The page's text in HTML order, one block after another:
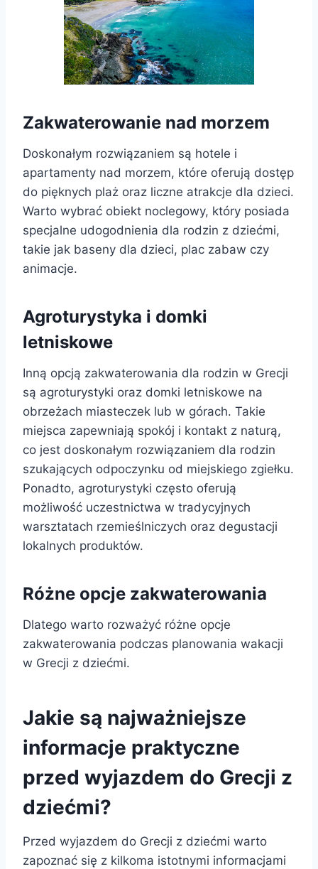
Zakwaterowanie nad morzem
Doskonałym rozwiązaniem są hotele i
apartamenty nad morzem, które oferują dostęp
do pięknych plaż oraz liczne atrakcje dla dzieci.
Warto wybrać obiekt noclegowy, który posiada
specjalne udogodnienia dla rodzin z dziećmi,
takie jak baseny dla dzieci, plac zabaw czy
animacje.
Agroturystyka i domki
letniskowe
Inną opcją zakwaterowania dla rodzin w Grecji
są agroturystyki oraz domki letniskowe na
obrzeżach miasteczek lub w górach. Takie
miejsca zapewniają spokój i kontakt z naturą,
co jest doskonałym rozwiązaniem dla rodzin
szukających odpoczynku od miejskiego zgiełku.
Ponadto, agroturystyki często oferują
możliwość uczestnictwa w tradycyjnych
warsztatach rzemieślniczych oraz degustacji
lokalnych produktów.
Różne opcje zakwaterowania
Dlatego warto rozważyć różne opcje
zakwaterowania podczas planowania wakacji
w Grecji z dziećmi.
Jakie są najważniejsze
informacje praktyczne
przed wyjazdem do Grecji z
dziećmi?
Przed wyjazdem do Grecji z dziećmi warto
zapoznać się z kilkoma istotnymi informacjami